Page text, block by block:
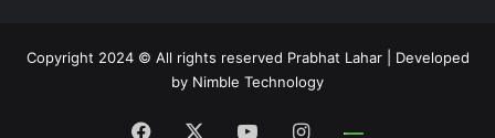
Copyright 2024 © All rights reserved Prabhat Lahar | Developed
by Nimble Technology
Facebook YouTubeInstagram